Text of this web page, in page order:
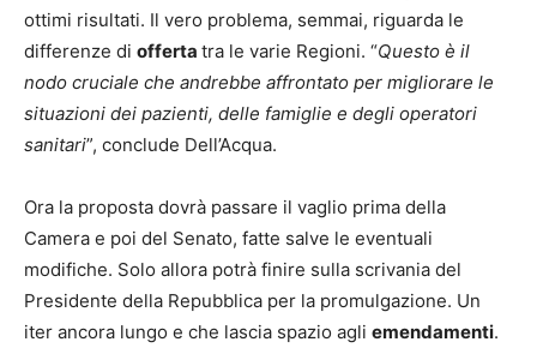
ottimi risultati. Il vero problema, semmai, riguarda le
differenze di offerta tra le varie Regioni. “Questo è il
nodo cruciale che andrebbe affrontato per migliorare le
situazioni dei pazienti, delle famiglie e degli operatori
sanitari”, conclude Dell’Acqua.
Ora la proposta dovrà passare il vaglio prima della
Camera e poi del Senato, fatte salve le eventuali
modifiche. Solo allora potrà finire sulla scrivania del
Presidente della Repubblica per la promulgazione. Un
iter ancora lungo e che lascia spazio agli emendamenti.